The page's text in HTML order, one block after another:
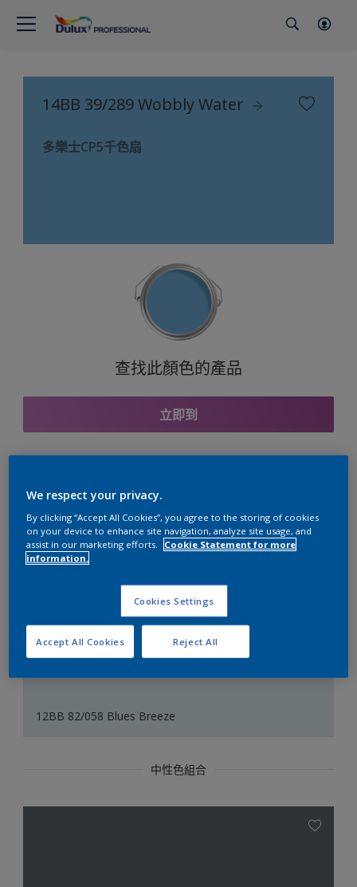
14BB 39/289 Wobbly Water
多樂士CP5千色扇
查找此顏色的產品
立即到
與之協調的色彩組合
12BB 82/058 Blues Breeze
中性色組合
We respect your privacy.
By clicking “Accept All Cookies”, you agree to the storing of cookies
on your device to enhance site navigation, analyze site usage, and
assist in our marketing efforts.
Cookie Statement for more
information.
Cookies Settings
Reject All
Accept All Cookies